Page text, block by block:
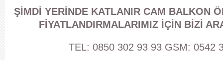
ŞİMDİ YERİNDE KATLANIR CAM BALKON
FİYATLANDIRMALARIMIZ İÇİN BİZİ
TEL: 0850 302 93 93 GSM: 0542